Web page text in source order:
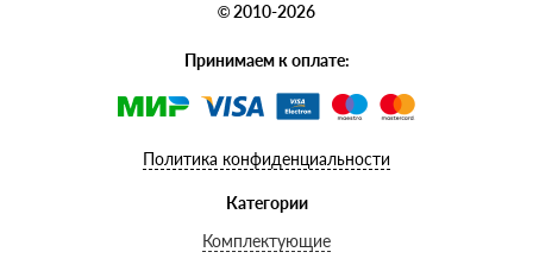
© 2010-2026
Принимаем к оплате:
Политика конфиденциальности
Категории
Комплектующие